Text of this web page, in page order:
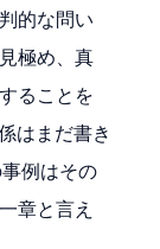
的な問い
極め、真
ることを
はまだ書き
例はその
章と言え